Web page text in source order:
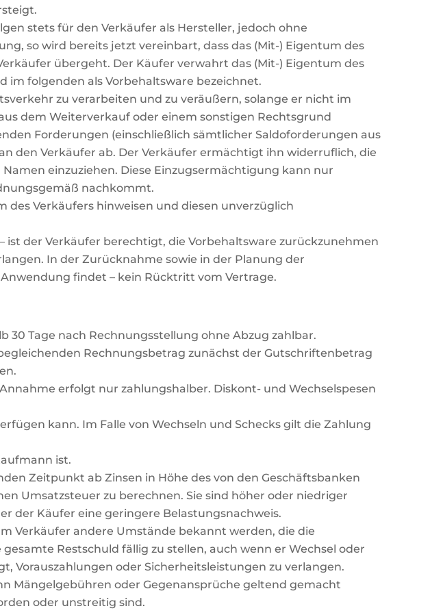
stets für den Verkäufer als Hersteller, jedoch ohne
so wird bereits jetzt vereinbart, dass das (Mit-) Eigentum des
übergeht. Der Käufer verwahrt das (Mit-) Eigentum des
im folgenden als Vorbehaltsware bezeichnet.
zu verarbeiten und zu veräußern, solange er nicht im
dem Weiterverkauf oder einem sonstigen Rechtsgrund
Forderungen (einschließlich sämtlicher Saldoforderungen aus
den Verkäufer ab. Der Verkäufer ermächtigt ihn widerruflich, die
einzuziehen. Diese Einzugsermächtigung kann nur
nachkommt.
Verkäufers hinweisen und diesen unverzüglich
ist der Verkäufer berechtigt, die Vorbehaltsware zurückzunehmen
In der Zurücknahme sowie in der Planung der
findet – kein Rücktritt vom Vertrage.
30 Tage nach Rechnungsstellung ohne Abzug zahlbar.
Rechnungsbetrag zunächst der Gutschriftenbetrag
erfolgt nur zahlungshalber. Diskont- und Wechselspesen
kann. Im Falle von Wechseln und Schecks gilt die Zahlung
ist.
Zeitpunkt ab Zinsen in Höhe des von den Geschäftsbanken
Umsatzsteuer zu berechnen. Sie sind höher oder niedriger
der Käufer eine geringere Belastungsnachweis.
Verkäufer andere Umstände bekannt werden, die die
Restschuld fällig zu stellen, auch wenn er Wechsel oder
Vorauszahlungen oder Sicherheitsleistungen zu verlangen.
Mängelgebühren oder Gegenansprüche geltend gemacht
oder unstreitig sind.